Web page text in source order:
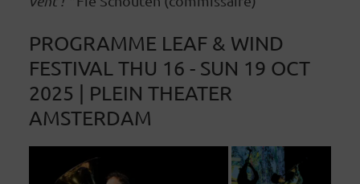
PROGRAMME LEAF & WIND
FESTIVALTHU 16 - SUN 19 OCT
2025 | PLEIN THEATER
AMSTERDAM